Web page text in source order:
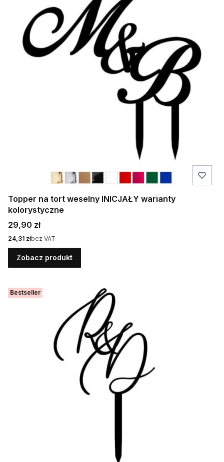
Topper na tort weselny INICJAŁY warianty
kolorystyczne
Cena
29,90 zł
Cena
24,31 złbez VAT
Zobacz produkt
Bestseller